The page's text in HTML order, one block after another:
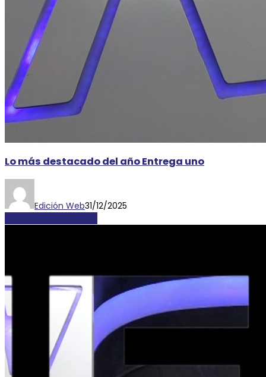
Lo más destacado del año Entrega uno
Edición Web31/12/2025